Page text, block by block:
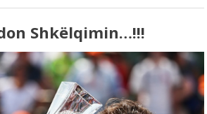
Shkëlqimin…!!!